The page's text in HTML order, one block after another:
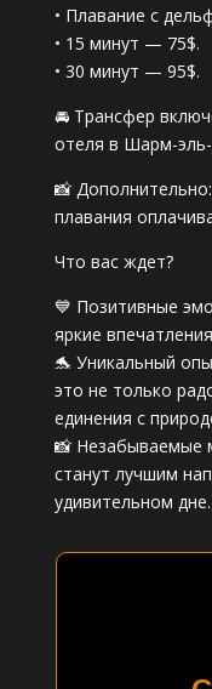
• Плавание с
• 15 минут — 75$.
• 30 минут — 95$.
🚘 Трансфер
отеля в Шарм-
📸
плавания
Что вас ждет?
💙 Позитивные
яркие
🐬 Уникальный
это не только
единения с
📸 Незабываемые
станут лучшим
удивительном дне.